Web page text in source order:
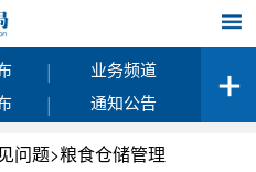
|
业务频道
| 通知公告
问题>粮食仓储管理